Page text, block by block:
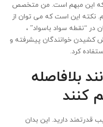
که این مبهم است. من متخصص
نکته این است که می توان از
در “نقطه سواد باسواد” ،
کشیدن خوانندگان پیشرفته و
کرد.
بلافاصله
کنند
و یک ترکیب قدرتمند دارید. این بدان